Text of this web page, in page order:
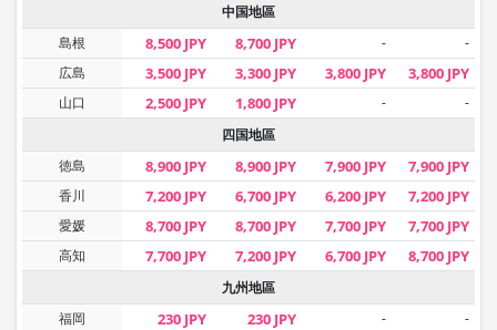
中国地區
島根
8,500 JPY 8,700 JPY -
-
広島
3,500 JPY 3,300 JPY 3,800 JPY 3,800 JPY
山口 2,500 JPY 1,800 JPY -
-
四国地區
徳島
8,900 JPY 8,900 JPY 7,900 JPY 7,900 JPY
香川 7,200 JPY 6,700 JPY 6,200 JPY 7,200 JPY
愛媛 8,700 JPY 8,700 JPY 7,700 JPY 7,700 JPY
高知 7,700 JPY 7,200 JPY 6,700 JPY 8,700 JPY
九州地區
福岡
230 JPY 230 JPY -
-